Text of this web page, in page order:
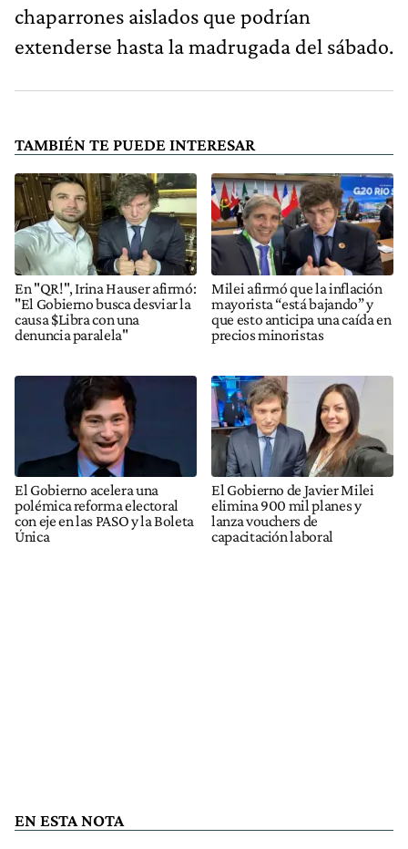
chaparrones aislados que podrían
extenderse hasta la madrugada del sábado.
TAMBIÉN TE PUEDE INTERESAR
En "QR!", Irina Hauser afirmó:
"El Gobierno busca desviar la
causa $Libra con una
denuncia paralela"
Milei afirmó que la inflación
mayorista “está bajando” y
que esto anticipa una caída en
precios minoristas
El Gobierno acelera una
polémica reforma electoral
con eje en las PASO y la Boleta
Única
El Gobierno de Javier Milei
elimina 900 mil planes y
lanza vouchers de
capacitación laboral
EN ESTA NOTA